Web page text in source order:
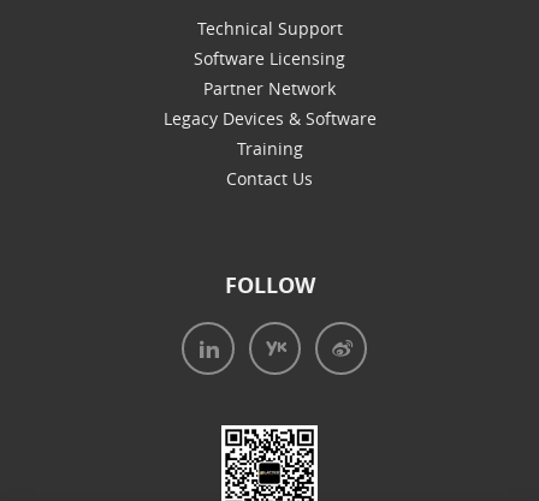
Technical Support
Software Licensing
Partner Network
Legacy Devices & Software
Training
Contact Us
FOLLOW